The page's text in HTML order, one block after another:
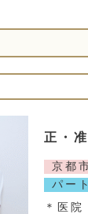
正・
京都
パー
＊医